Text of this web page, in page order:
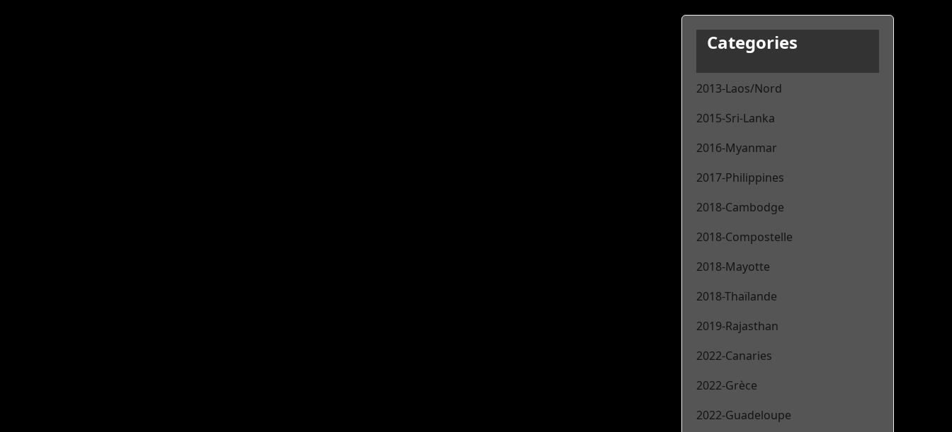
Categories
2013-Laos/Nord
2015-Sri-Lanka
2016-Myanmar
2017-Philippines
2018-Cambodge
2018-Compostelle
2018-Mayotte
2018-Thaïlande
2019-Rajasthan
2022-Canaries
2022-Grèce
2022-Guadeloupe